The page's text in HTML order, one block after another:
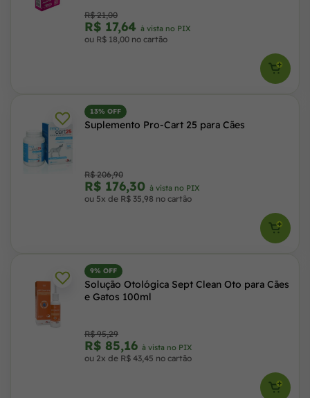
R$ 21,00
R$ 17,64 à vista no PIX
ou R$ 18,00 no cartão
13% OFF
Suplemento Pro-Cart 25 para Cães
R$ 206,90
R$ 176,30 à vista no PIX
ou 5x de R$ 35,98 no cartão
9% OFF
Solução Otológica Sept Clean Oto para Cães
e Gatos 100ml
R$ 95,29
R$ 85,16 à vista no PIX
ou 2x de R$ 43,45 no cartão